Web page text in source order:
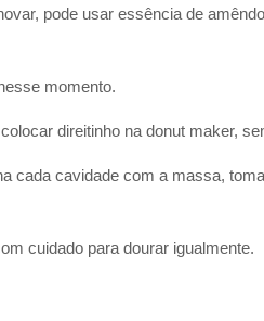
pode usar essência de
momento.
direitinho na donut maker,
cada cavidade com a massa,
cuidado para dourar igualmente.